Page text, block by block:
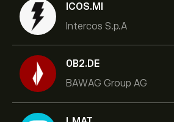
ICOS.MI
Intercos S.p.A
0B2.DE
BAWAG Group AG